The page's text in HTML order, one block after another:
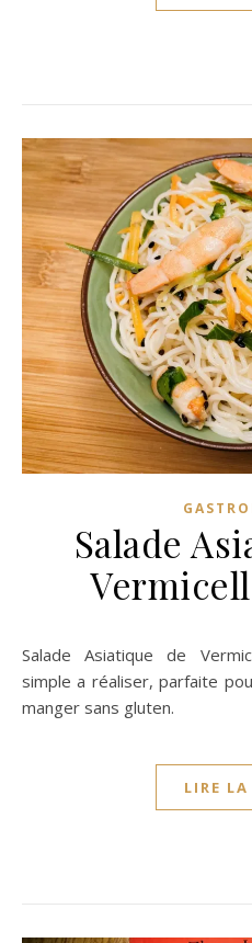
Salade
Salade Asiatique de Vermicelles rafraichissante assez
simple a réaliser, parfaite
manger sans gluten.
LIRE